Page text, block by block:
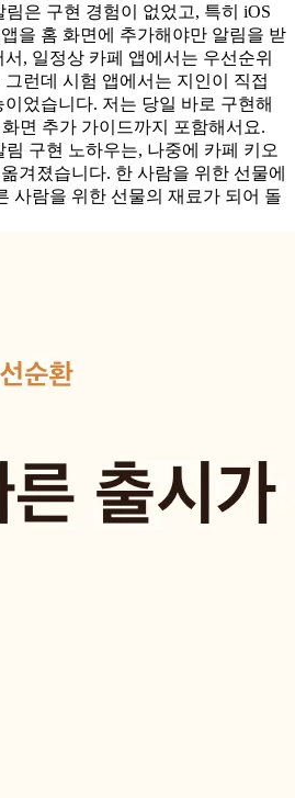
림은 구현 경험이 없었고, 특히 iOS
을 홈 화면에 추가해야만 알림을 받
, 일정상 카페 앱에서는 우선순위
런데 시험 앱에서는 지인이 직접
었습니다. 저는 당일 바로 구현해
면 추가 가이드까지 포함해서요.
림 구현 노하우는, 나중에 카페 키오
겨졌습니다. 한 사람을 위한 선물에
사람을 위한 선물의 재료가 되어 돌